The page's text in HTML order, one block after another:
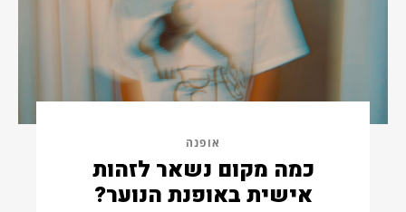
אופנה
כמה מקום נשאר לזהות
אישית באופנת הנוער?